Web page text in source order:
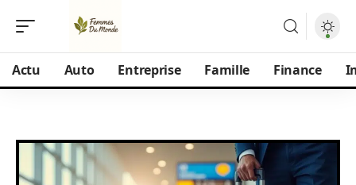
Actu Auto Entreprise Famille Finance